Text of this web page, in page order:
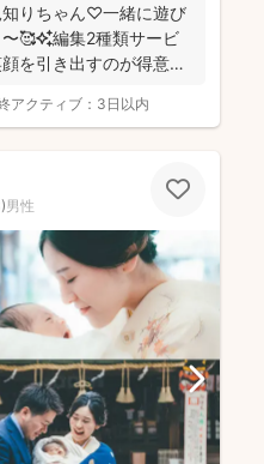
りちゃん♡一緒に遊び
🥰✨編集2種類サービ
を引き出すのが得意な
アクティブ： 3日以内
)男性